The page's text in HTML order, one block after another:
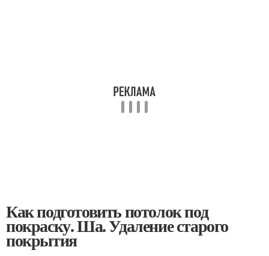
Как подготовить потолок под
покраску. Ша. Удаление старого
покрытия